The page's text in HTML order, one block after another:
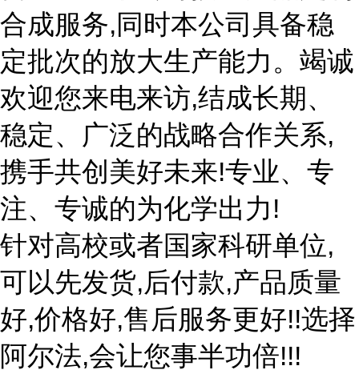
合成服务,同时本公司具备稳
定批次的放大生产能力。竭诚
欢迎您来电来访,结成长期、
稳定、广泛的战略合作关系,
携手共创美好未来!专业、专
注、专诚的为化学出力!
针对高校或者国家科研单位,
可以先发货,后付款,产品质量
好,价格好,售后服务更好!!选择
阿尔法,会让您事半功倍!!!